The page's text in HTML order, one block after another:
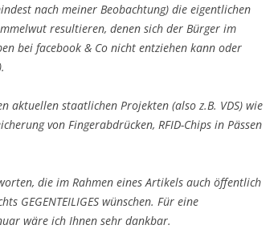
nach meiner Beobachtung) die eigentlichen
resultieren, denen sich der Bürger im
bei facebook & Co nicht entziehen kann oder
aktuellen staatlichen Projekten (also z.B. VDS) wie
von Fingerabdrücken, RFID-Chips in Pässen
die im Rahmen eines Artikels auch öffentlich
GEGENTEILIGES wünschen. Für eine
wäre ich Ihnen sehr dankbar.